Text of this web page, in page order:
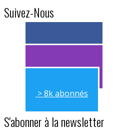
Suivez-Nous
> 11k abonnés
> 11k abonnés
> 8k abonnés
S'abonner à la newsletter